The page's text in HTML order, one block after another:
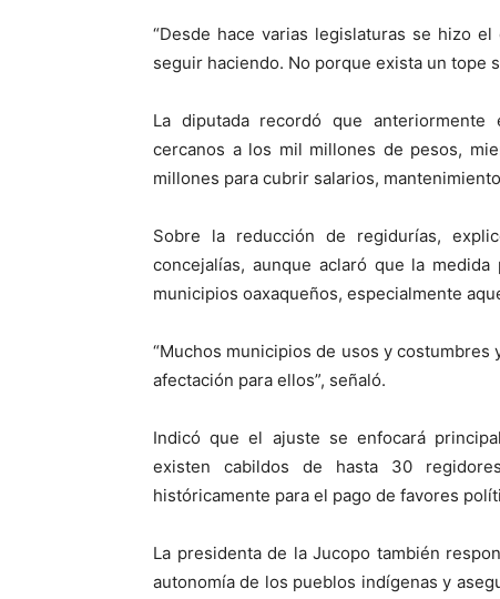
“Desde hace varias legislaturas se hizo
seguir haciendo. No porque exista un tope
La diputada recordó que
cercanos a los mil millones de pesos,
millones para cubrir salarios,
Sobre la reducción de regidurías,
concejalías, aunque aclaró que la
municipios oaxaqueños, especialmente
“Muchos municipios de usos y
afectación para ellos”, señaló.
Indicó que el ajuste se enfocará
existen cabildos de hasta 30
históricamente para el pago de favores
La presidenta de la Jucopo también
autonomía de los pueblos indígenas y